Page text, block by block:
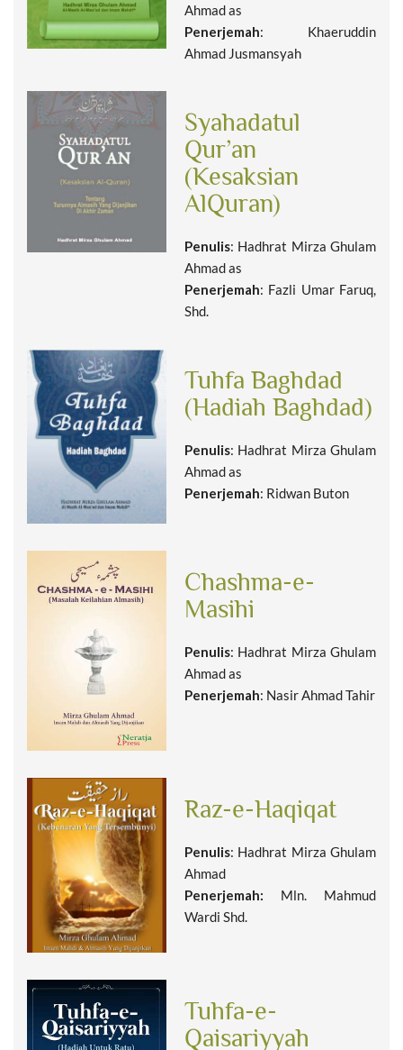
Ahmad as
Penerjemah: Khaeruddin
Ahmad Jusmansyah
Syahadatul
Qur’an
(Kesaksian
AlQuran)
Penulis: Hadhrat Mirza Ghulam
Ahmad as
Penerjemah: Fazli Umar Faruq,
Shd.
Tuhfa Baghdad
(Hadiah Baghdad)
Penulis: Hadhrat Mirza Ghulam
Ahmad as
Penerjemah: Ridwan Buton
Chashma-e-
Masihi
Penulis: Hadhrat Mirza Ghulam
Ahmad as
Penerjemah: Nasir Ahmad Tahir
Raz-e-Haqiqat
Penulis: Hadhrat Mirza Ghulam
Ahmad
Penerjemah: Mln. Mahmud
Wardi Shd.
Tuhfa-e-
Qaisariyyah